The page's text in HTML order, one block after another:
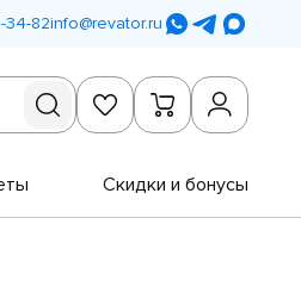
34-82info@revator.ru
Скидки и бонусы